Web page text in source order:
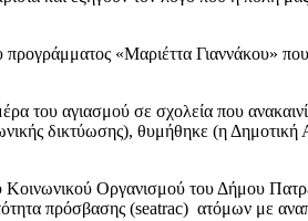
«Μαριέττα Γιαννάκου»
του αγιασμού σε σχολεία που
δικτύωσης), θυμήθηκε (η Δημοτική
Κοινωνικού Οργανισμού του Δήμου
πρόσβασης (seatrac) ατόμων με